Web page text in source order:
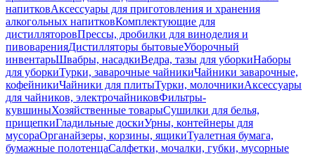
напитковАксессуары для приготовления и хранения
алкогольных напитковКомплектующие для
дистилляторовПрессы, дробилки для виноделия и
пивоваренияДистилляторы бытовыеУборочный
инвентарьШвабры, насадкиВедра, тазы для уборкиНаборы
для уборкиТурки, заварочные чайникиЧайники заварочные,
кофейникиЧайники для плитыТурки, молочникиАксессуары
для чайников, электрочайниковФильтры-
кувшиныХозяйственные товарыСушилки для белья,
прищепкиГладильные доскиУрны, контейнеры для
мусораОрганайзеры, корзины, ящикиТуалетная бумага,
бумажные полотенцаСалфетки, мочалки, губки, мусорные